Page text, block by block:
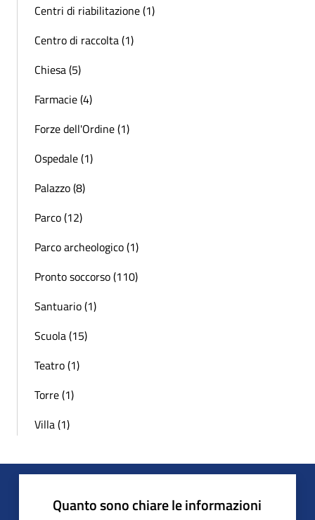
Centri di riabilitazione (1)
Centro di raccolta (1)
Chiesa (5)
Farmacie (4)
Forze dell'Ordine (1)
Ospedale (1)
Palazzo (8)
Parco (12)
Parco archeologico (1)
Pronto soccorso (110)
Santuario (1)
Scuola (15)
Teatro (1)
Torre (1)
Villa (1)
Quanto sono chiare le informazioni